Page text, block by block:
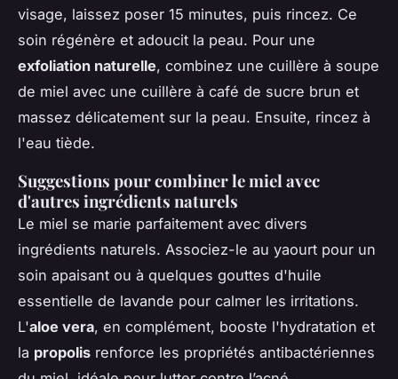
visage, laissez poser 15 minutes, puis rincez. Ce
soin régénère et adoucit la peau. Pour une
exfoliation naturelle, combinez une cuillère à soupe
de miel avec une cuillère à café de sucre brun et
massez délicatement sur la peau. Ensuite, rincez à
l'eau tiède.
Suggestions pour combiner le miel avec
d'autres ingrédients naturels
Le miel se marie parfaitement avec divers
ingrédients naturels. Associez-le au yaourt pour un
soin apaisant ou à quelques gouttes d'huile
essentielle de lavande pour calmer les irritations.
L'aloe vera, en complément, booste l'hydratation et
la propolis renforce les propriétés antibactériennes